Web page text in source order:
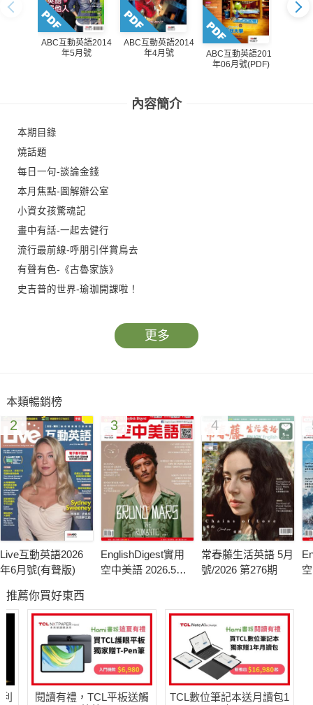
ABC互動英語2014
年5月號
ABC互動英語2014
年4月號
ABC互動英語2013
年06月號(PDF)
內容簡介
本期目錄
燒話題
每日一句-談論金錢
本月焦點-圖解辦公室
小資女孩驚魂記
畫中有話-一起去健行
流行最前線-呼朋引伴賞鳥去
有聲有色-《古魯家族》
史吉普的世界-瑜珈開課啦！
旅遊英語：預約一趟義大利美食之旅
動動英語-hand的動詞片語
純淨旅遊新主張：只帶走照片，只留下足跡
悠遊文化-歡樂兒童節
世界高球之最：曾雅妮
ABC 新鮮事-九命怪蟑成救人工具
本月之星-宥勝
更多
本類暢銷榜
2
Live互動英語2026
年6月號(有聲版)
3
EnglishDigest實用
空中美語 2026.5月
4
常春藤生活英語 5月
號/2026 第276期
推薦你買好東西
閱讀有禮，TCL平板送觸
TCL數位筆記本送月讀包1